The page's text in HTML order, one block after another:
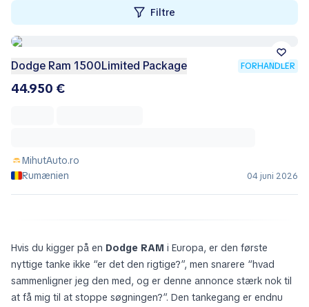
Filtre
Dodge Ram 1500Limited Package FORHANDLER
44.950 €
MihutAuto.ro
Rumænien
04 juni 2026
Hvis du kigger på en Dodge RAM i Europa, er den første
nyttige tanke ikke “er det den rigtige?”, men snarere “hvad
sammenligner jeg den med, og er denne annonce stærk nok til
at få mig til at stoppe søgningen?”. Den tankegang er endnu